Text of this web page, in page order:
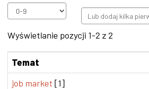
Wyświetlanie pozycji 1-2 z 2
Temat
job market [1]